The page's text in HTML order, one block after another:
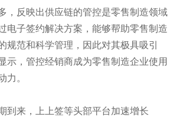
，反映出供应链的管控是零售制造领域
电子签约解决方案，能够帮助零售制造
规范和科学管理，因此对其极具吸引
示，管控经销商成为零售制造企业使用
力。